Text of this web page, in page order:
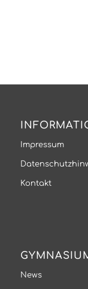
Impressum
Kontakt
News